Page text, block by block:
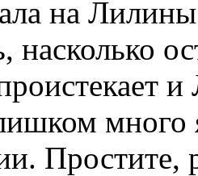
на
насколько
и
много
Простите,